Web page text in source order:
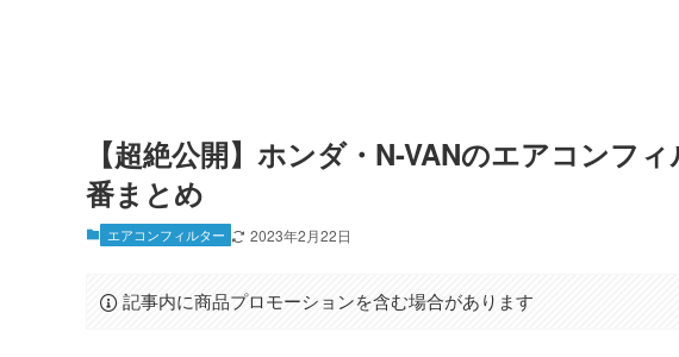
【超絶公開】ホンダ・N-VANのエアコンフ
番まとめ
エアコンフィルター 2023年2月22日
記事内に商品プロモーションを含む場合があります